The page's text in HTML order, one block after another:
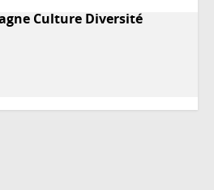
Culture Diversité